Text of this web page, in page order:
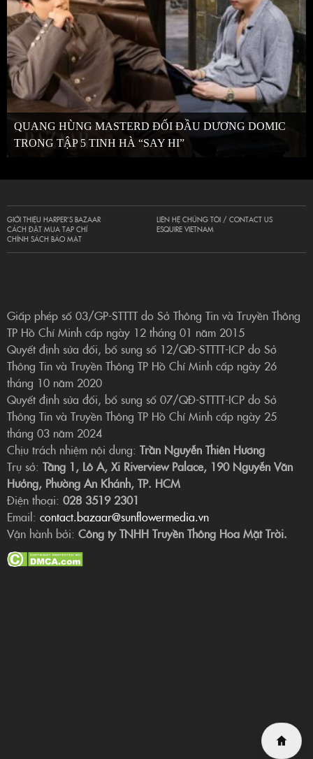
QUANG HÙNG MASTERD ĐỐI ĐẦU DƯƠNG DOMIC
TRONG TẬP 5 TINH HÀ “SAY HI”
GIỚI THIỆU HARPER’S BAZAAR
CÁCH ĐẶT MUA TẠP CHÍ
CHÍNH SÁCH BẢO MẬT
LIÊN HỆ CHÚNG TÔI / CONTACT US
ESQUIRE VIETNAM
Giấp phép số 03/GP-STTTT do Sở Thông Tin và Truyền Thông
TP Hồ Chí Minh cấp ngày 12 tháng 01 năm 2015
Quyết định sửa đổi, bổ sung số 12/QĐ-STTTT-ICP do Sở
Thông Tin và Truyền Thông TP Hồ Chí Minh cấp ngày 26
tháng 10 năm 2020
Quyết định sửa đổi, bổ sung số 07/QĐ-STTTT-ICP do Sở
Thông Tin và Truyền Thông TP Hồ Chí Minh cấp ngày 25
tháng 03 năm 2024
Chịu trách nhiệm nội dung: Trần Nguyễn Thiên Hương
Trụ sở: Tầng 1, Lô A, Xi Riverview Palace, 190 Nguyễn Văn
Hưởng, Phường An Khánh, TP. HCM
Điện thoại: 028 3519 2301
Email: contact.bazaar@sunflowermedia.vn
Vận hành bởi: Công ty TNHH Truyền Thông Hoa Mặt Trời.